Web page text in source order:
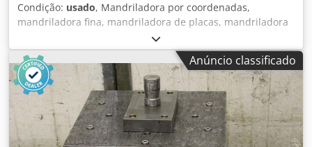
Condição: usado, Mandriladora por coordenadas,
mandriladora fina, mandriladora de placas, mandriladora
de bancada, mandriladora, fresadora, perfuradora em
linha, cabeça de multibrocas, broca, ferramenta de
furação, alargadores, mandris de rosca de troca rápida -
Gama extensiva de ferramentas: para
furação/restauração/corte de roscas -Conteúdo: ver fotos -
Caixa-ferramenta: 7 gavetas -Dimensões: 720/720/H1000
mm -Peso: 454 kg Codpofngw Usfx Af Herf
Anúncio classificado